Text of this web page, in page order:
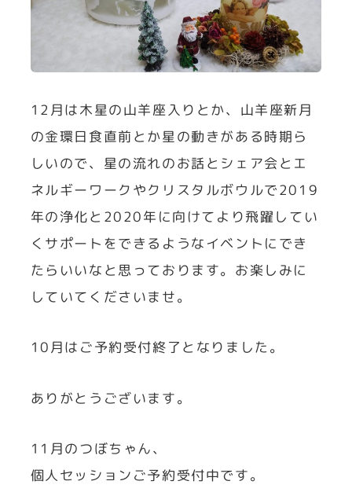
12月は木星の山羊座入りとか、山羊座新月
の金環日食直前とか星の動きがある時期ら
しいので、星の流れのお話とシェア会とエ
ネルギーワークやクリスタルボウルで2019
年の浄化と2020年に向けてより飛躍してい
くサポートをできるようなイベントにでき
たらいいなと思っております。お楽しみに
していてくださいませ。
10月はご予約受付終了となりました。
ありがとうございます。
11月のつぼちゃん、
個人セッションご予約受付中です。